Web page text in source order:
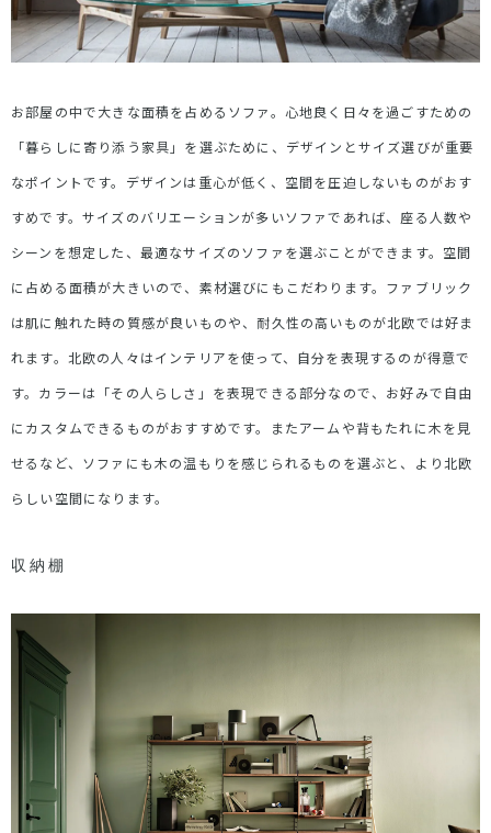
お部屋の中で大きな面積を占めるソファ。心地良く日々を過ごすための
「暮らしに寄り添う家具」を選ぶために、デザインとサイズ選びが重要
なポイントです。デザインは重心が低く、空間を圧迫しないものがおす
すめです。サイズのバリエーションが多いソファであれば、座る人数や
シーンを想定した、最適なサイズのソファを選ぶことができます。空間
に占める面積が大きいので、素材選びにもこだわります。ファブリック
は肌に触れた時の質感が良いものや、耐久性の高いものが北欧では好ま
れます。北欧の人々はインテリアを使って、自分を表現するのが得意で
す。カラーは「その人らしさ」を表現できる部分なので、お好みで自由
にカスタムできるものがおすすめです。またアームや背もたれに木を見
せるなど、ソファにも木の温もりを感じられるものを選ぶと、より北欧
らしい空間になります。
収納棚